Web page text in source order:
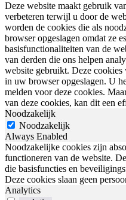
Deze website maakt gebruik
verbeteren terwijl u door de
worden de cookies die als
browser opgeslagen omdat ze
basisfunctionaliteiten van de
van derden die ons helpen
website gebruikt. Deze
in uw browser opgeslagen. U
melden voor deze cookies.
van deze cookies, kan dit een
Noodzakelijk
Noodzakelijk
Always Enabled
Noodzakelijke cookies zijn
functioneren van de website.
die basisfuncties en
Deze cookies slaan geen
Analytics